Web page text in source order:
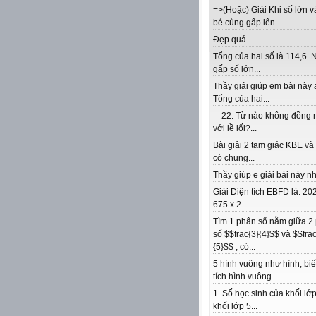
=>(Hoặc) Giải Khi số lớn
bé cùng gấp lên...
Đẹp quá...
Tổng của hai số là 114,6.
gấp số lớn...
Thầy giải giúp em bài này
Tổng của hai...
22. Từ nào không đồng
với lề lối?...
Bài giải 2 tam giác KBE và
có chung...
Thầy giúp e giải bài này
Giải Diện tích EBFD là:
675 x 2...
Tìm 1 phân số nằm giữa 2
số $$frac{3}{4}$$ và
{5}$$ , có...
5 hình vuông như hình,
tích hình vuông...
1. Số học sinh của khối
khối lớp 5...